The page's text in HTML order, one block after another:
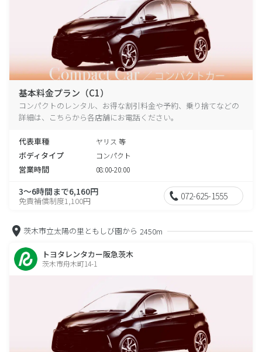
基本料金プラン（C1）
コンパクトのレンタル、お得な割引料金や予約、乗り捨てなどの
詳細は、こちらから各店舗にお電話ください。
代表車種 ヤリス 等
ボディタイプ コンパクト
営業時間 08:00-20:00
3～6時間まで6,160円
免責補償制度1,100円 072-625-1555
茨木市立太陽の里ともしび園から 2450m
トヨタレンタカー阪急茨木
茨木市舟木町14-1